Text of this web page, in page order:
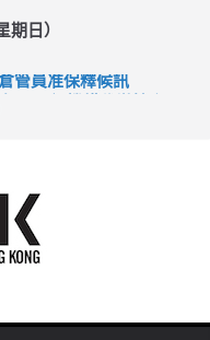
日）
管員准保釋候訊